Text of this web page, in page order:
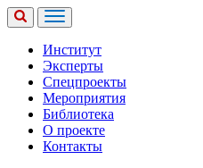
Институт
Эксперты
Спецпроекты
Мероприятия
Библиотека
О проекте
Контакты